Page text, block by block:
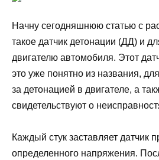
Начну сегодняшнюю статью с
такое датчик детонации (ДД) и
двигателю автомобиля. Этот
это уже понятно из названия,
за детонацией в двигателе, а
свидетельствуют о
Каждый стук заставляет датчик
определенного напряжения.